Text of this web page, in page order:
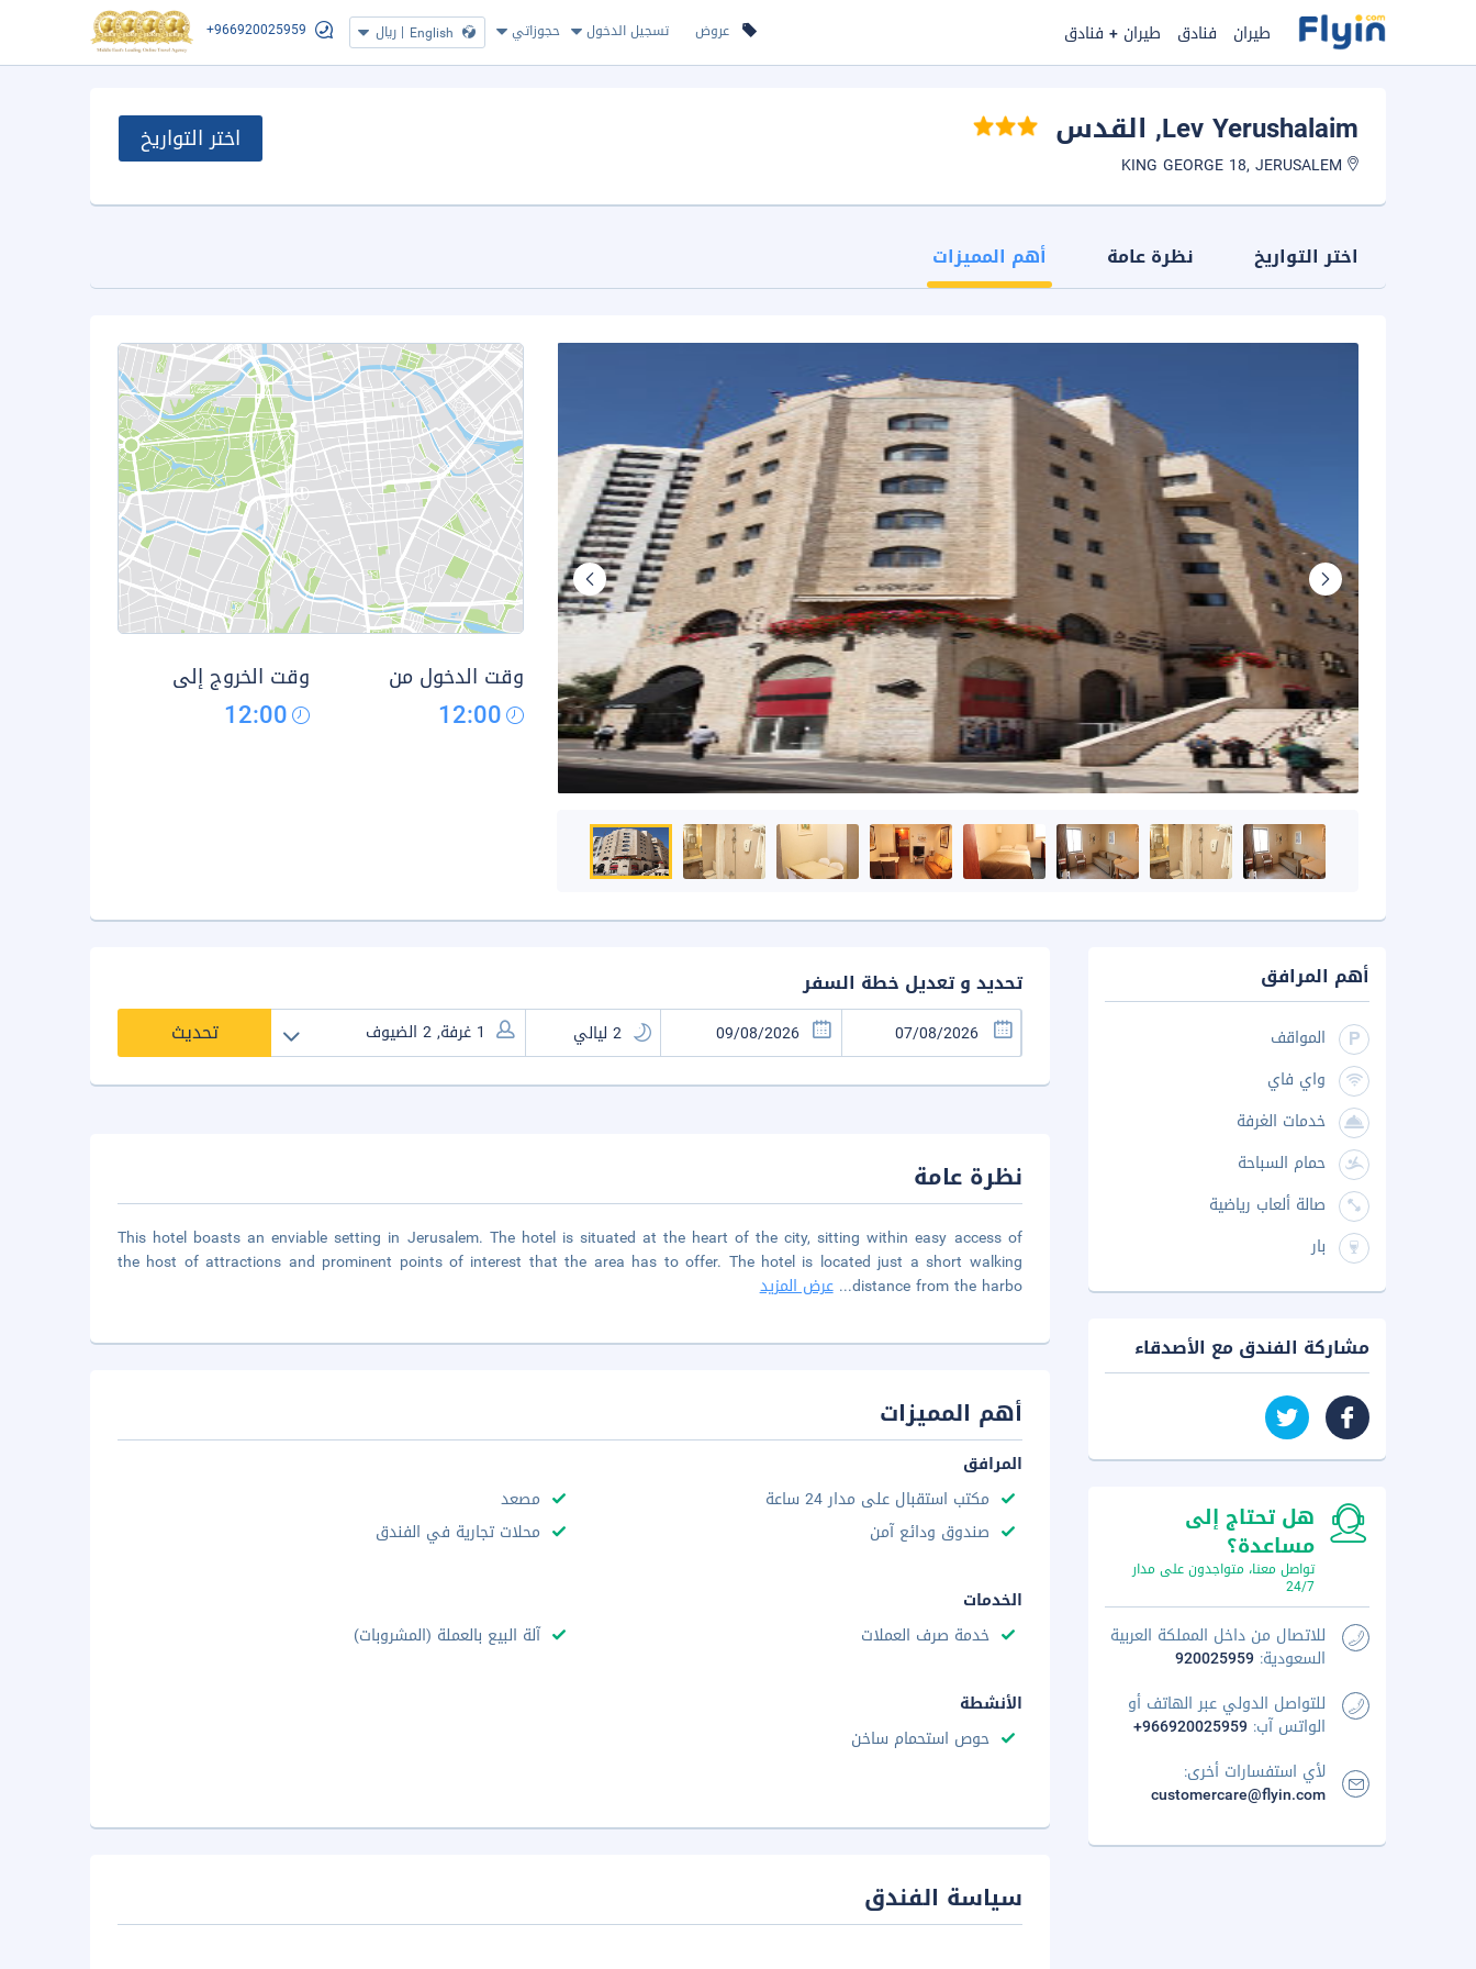
عروض تسجيل الدخول حجوزاتي English
| ريال +966920025959 طيران فنادق طيران + فنادق
Lev Yerushalaim, القدس اختر التواريخ
اختر التواريخ نظرة عامة أهم المميزات
وقت الدخول من
12:00
وقت الخروج إلى
12:00
تحديد و تعديل خطة السفر
تحديث
نظرة عامة
This hotel boasts an enviable setting in Jerusalem. The hotel is situated at the heart of the city, sitting within easy access of
the host of attractions and prominent points of interest that the area has to offer. The hotel is located just a short walking
distance from the harbo
...عرض المزيد
أهم المميزات
المرافق
مكتب استقبال على مدار 24 ساعة
مصعد
صندوق ودائع آمن
محلات تجارية في الفندق
الخدمات
خدمة صرف العملات
آلة البيع بالعملة (المشروبات)
الأنشطة
حوص استحمام ساخن
سياسة الفندق
أهم المرافق
المواقف
واي فاي
خدمات الغرفة
حمام السباحة
صالة ألعاب رياضية
بار
مشاركة الفندق مع الأصدقاء
هل تحتاج إلى
مساعدة؟
تواصل معنا، متواجدون على مدار
24/7
للاتصال من داخل المملكة العربية
السعودية: 920025959
للتواصل الدولي عبر الهاتف أو
الواتس آب: +966920025959
لأي استفسارات أخرى:
customercare@flyin.com